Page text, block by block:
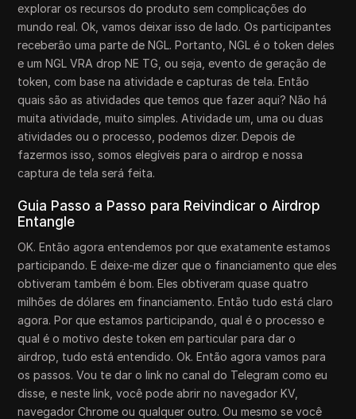
explorar os recursos do produto sem complicações do
mundo real. Ok, vamos deixar isso de lado. Os participantes
receberão uma parte de NGL. Portanto, NGL é o token deles
e um NGL VRA drop NE TG, ou seja, evento de geração de
token, com base na atividade e capturas de tela. Então
quais são as atividades que temos que fazer aqui? Não há
muita atividade, muito simples. Atividade um, uma ou duas
atividades ou o processo, podemos dizer. Depois de
fazermos isso, somos elegíveis para o airdrop e nossa
captura de tela será feita.
Guia Passo a Passo para Reivindicar o Airdrop
Entangle
OK. Então agora entendemos por que exatamente estamos
participando. E deixe-me dizer que o financiamento que eles
obtiveram também é bom. Eles obtiveram quase quatro
milhões de dólares em financiamento. Então tudo está claro
agora. Por que estamos participando, qual é o processo e
qual é o motivo deste token em particular para dar o
airdrop, tudo está entendido. Ok. Então agora vamos para
os passos. Vou te dar o link no canal do Telegram como eu
disse, e neste link, você pode abrir no navegador KV,
navegador Chrome ou qualquer outro. Ou mesmo se você